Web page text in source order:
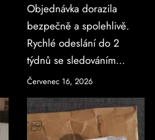
Objednávka dorazila
bezpečně a spolehlivě.
Rychlé odeslání do 2
týdnů se sledováním...
Červenec 16, 2026